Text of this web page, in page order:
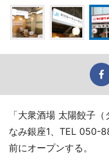
「大衆酒場 太陽餃子
なみ銀座1、TEL 050-
前にオープンする。